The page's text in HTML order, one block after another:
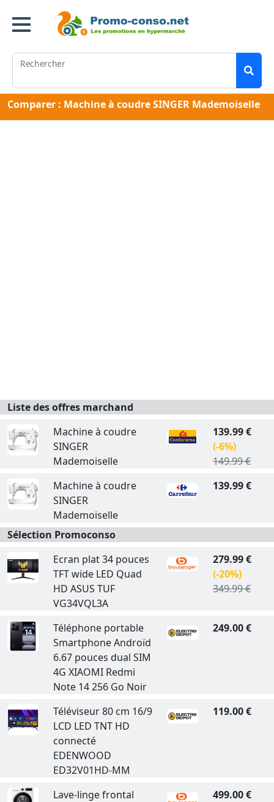
Rechercher
Comparer : Machine à coudre SINGER Mademoiselle
Liste des offres marchand
Machine à coudre
SINGER
Mademoiselle
139.99 €
(-6%)
149.99 €
Machine à coudre
SINGER
Mademoiselle
139.99 €
Sélection Promoconso
Ecran plat 34 pouces
TFT wide LED Quad
HD ASUS TUF
VG34VQL3A
279.99 €
(-20%)
349.99 €
Téléphone portable
Smartphone Androïd
6.67 pouces dual SIM
4G XIAOMI Redmi
Note 14 256 Go Noir
249.00 €
Téléviseur 80 cm 16/9
LCD LED TNT HD
connecté
EDENWOOD
ED32V01HD-MM
119.00 €
Lave-linge frontal
499.00 €